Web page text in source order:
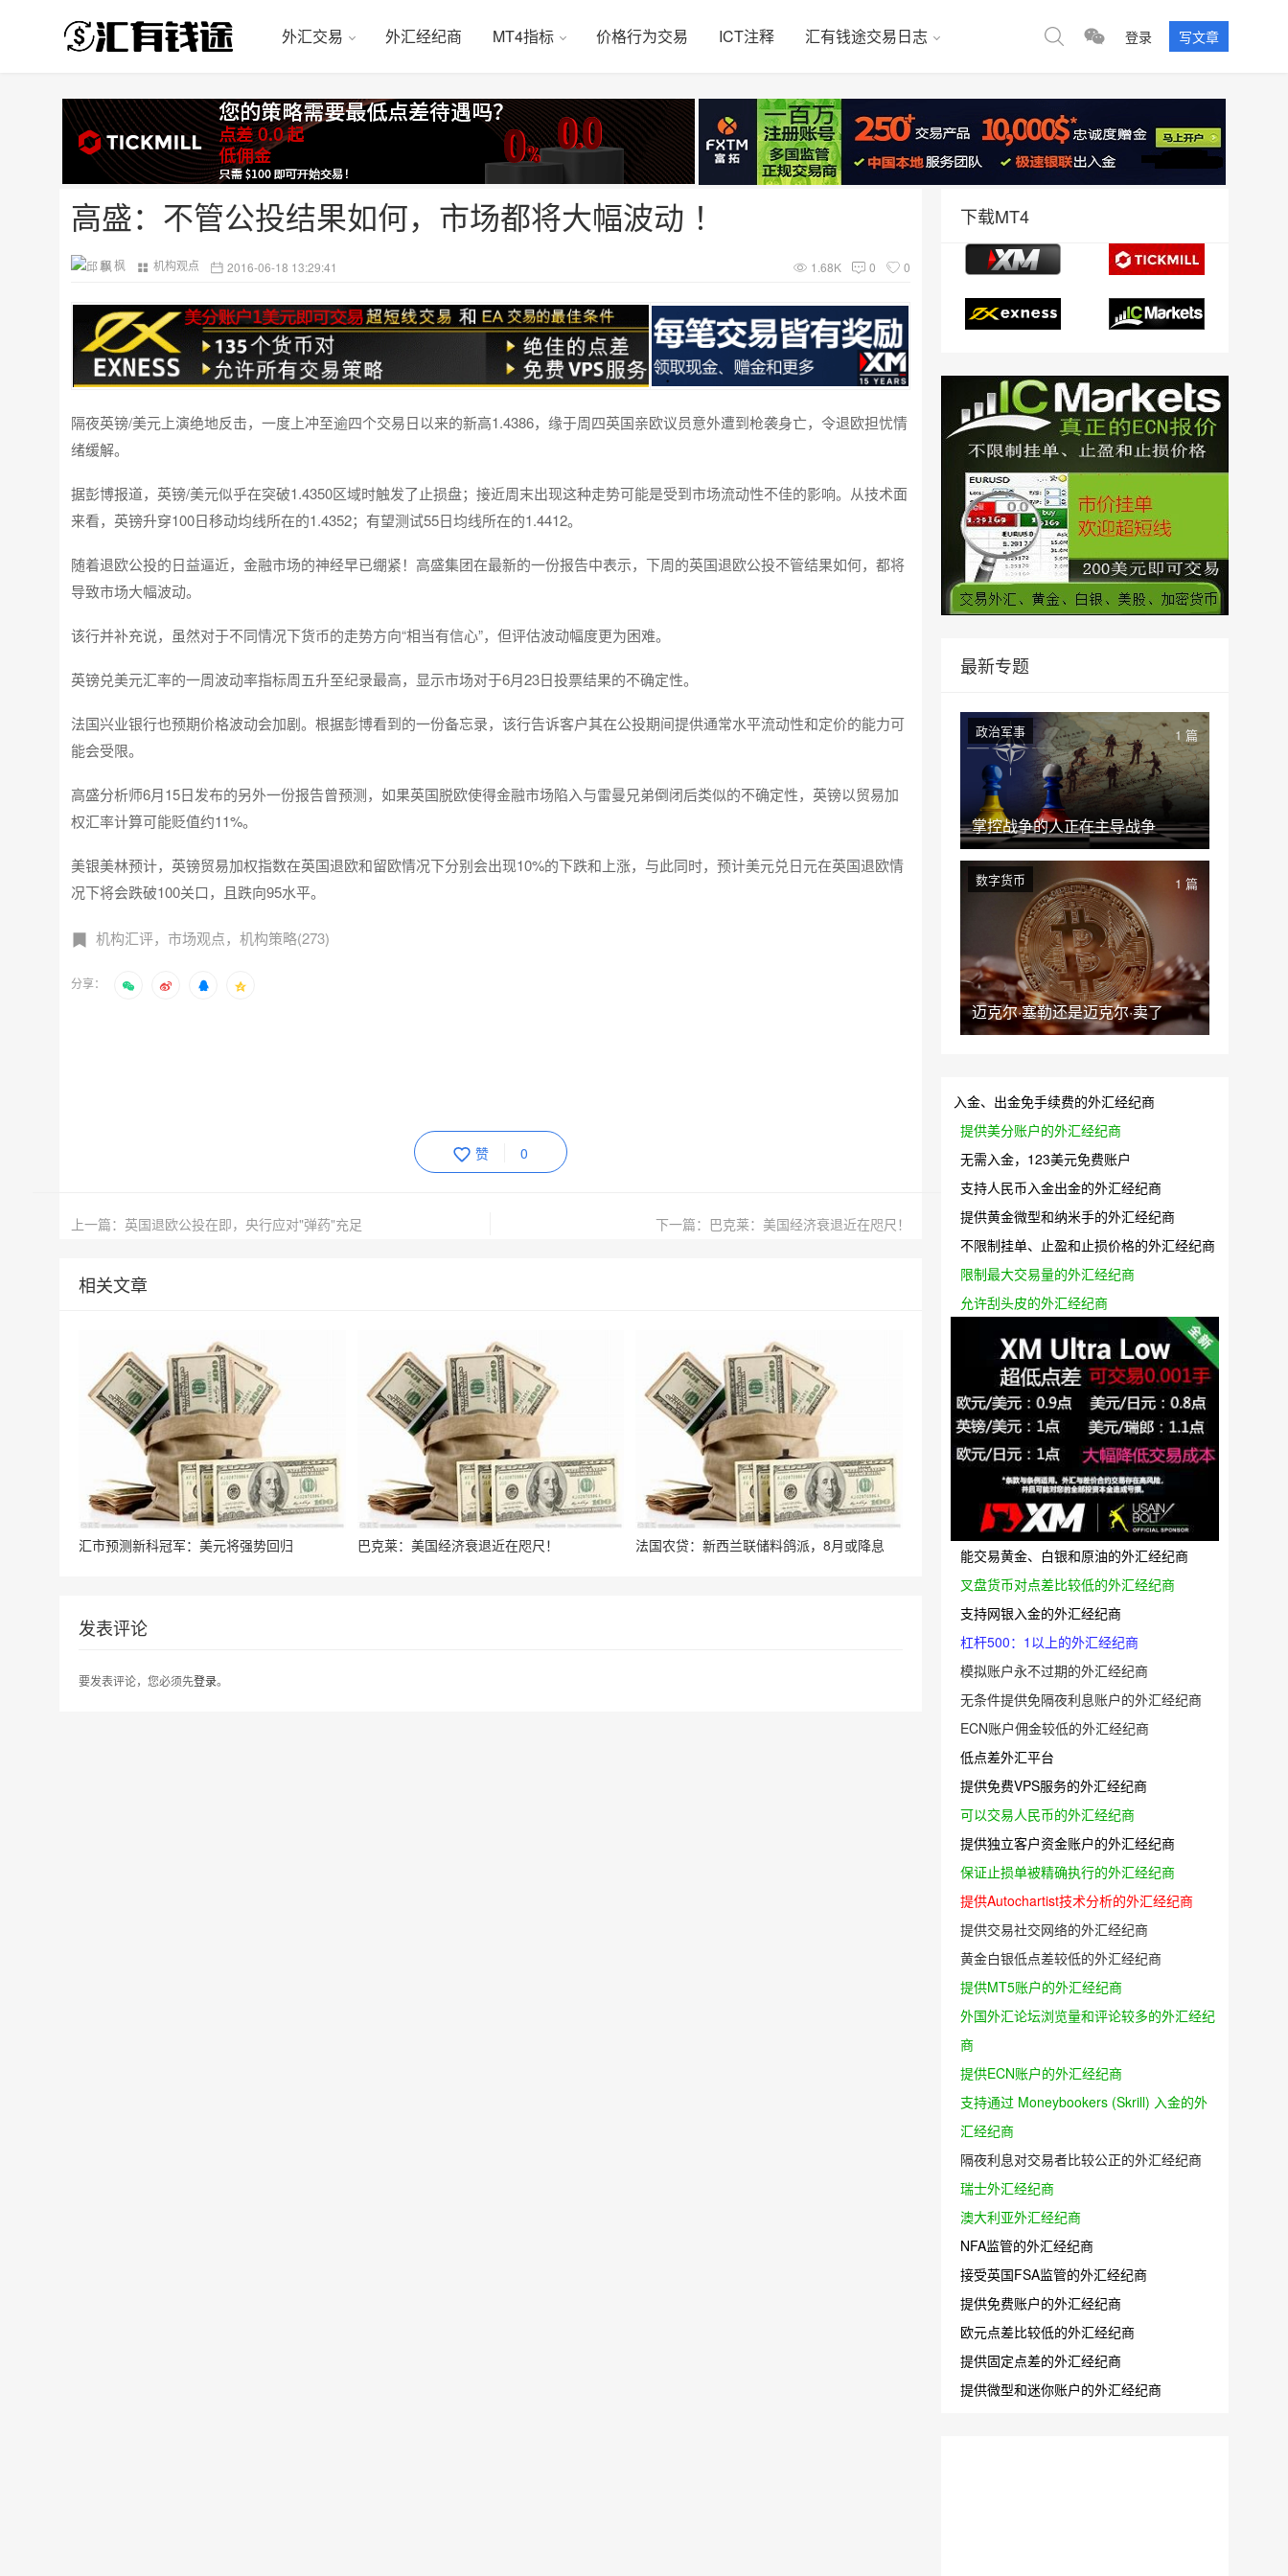
外汇交易 外汇经纪商 MT4指标 价格行为交易 ICT注释 汇有钱途交易日志 登录 写文章
高盛：不管公投结果如何，市场都将大幅波动 ！
邱 枫 机构观点 2016-06-18 13:29:41 1.68K 0 0
隔夜英镑/美元上演绝地反击，一度上冲至逾四个交易日以来的新高1.4386，缘于周四英国亲欧议员意外遭到枪袭身亡，令退欧担忧情
绪缓解。
据彭博报道，英镑/美元似乎在突破1.4350区域时触发了止损盘；接近周末出现这种走势可能是受到市场流动性不佳的影响。从技术面
来看，英镑升穿100日移动均线所在的1.4352；有望测试55日均线所在的1.4412。
随着退欧公投的日益逼近，金融市场的神经早已绷紧！高盛集团在最新的一份报告中表示，下周的英国退欧公投不管结果如何，都将
导致市场大幅波动。
该行并补充说，虽然对于不同情况下货币的走势方向“相当有信心”，但评估波动幅度更为困难。
英镑兑美元汇率的一周波动率指标周五升至纪录最高，显示市场对于6月23日投票结果的不确定性。
法国兴业银行也预期价格波动会加剧。根据彭博看到的一份备忘录，该行告诉客户其在公投期间提供通常水平流动性和定价的能力可
能会受限。
高盛分析师6月15日发布的另外一份报告曾预测，如果英国脱欧使得金融市场陷入与雷曼兄弟倒闭后类似的不确定性，英镑以贸易加
权汇率计算可能贬值约11%。
美银美林预计，英镑贸易加权指数在英国退欧和留欧情况下分别会出现10%的下跌和上涨，与此同时，预计美元兑日元在英国退欧情
况下将会跌破100关口，且跌向95水平。
机构汇评，市场观点，机构策略(273)
分享：
赞 0
上一篇：英国退欧公投在即，央行应对"弹药"充足 下一篇：巴克莱：美国经济衰退近在咫尺！
相关文章
汇市预测新科冠军：美元将强势回归 巴克莱：美国经济衰退近在咫尺！ 法国农贷：新西兰联储料鸽派，8月或降息
发表评论
要发表评论，您必须先登录。
下载MT4
最新专题
掌控战争的人正在主导战争
政治军事 1 篇
迈克尔·塞勒还是迈克尔·卖了
数字货币 1 篇
入金、出金免手续费的外汇经纪商
提供美分账户的外汇经纪商
无需入金，123美元免费账户
支持人民币入金出金的外汇经纪商
提供黄金微型和纳米手的外汇经纪商
不限制挂单、止盈和止损价格的外汇经纪商
限制最大交易量的外汇经纪商
允许刮头皮的外汇经纪商
能交易黄金、白银和原油的外汇经纪商
叉盘货币对点差比较低的外汇经纪商
支持网银入金的外汇经纪商
杠杆500：1以上的外汇经纪商
模拟账户永不过期的外汇经纪商
无条件提供免隔夜利息账户的外汇经纪商
ECN账户佣金较低的外汇经纪商
低点差外汇平台
提供免费VPS服务的外汇经纪商
可以交易人民币的外汇经纪商
提供独立客户资金账户的外汇经纪商
保证止损单被精确执行的外汇经纪商
提供Autochartist技术分析的外汇经纪商
提供交易社交网络的外汇经纪商
黄金白银低点差较低的外汇经纪商
提供MT5账户的外汇经纪商
外国外汇论坛浏览量和评论较多的外汇经纪
商
提供ECN账户的外汇经纪商
支持通过 Moneybookers (Skrill) 入金的外
汇经纪商
隔夜利息对交易者比较公正的外汇经纪商
瑞士外汇经纪商
澳大利亚外汇经纪商
NFA监管的外汇经纪商
接受英国FSA监管的外汇经纪商
提供免费账户的外汇经纪商
欧元点差比较低的外汇经纪商
提供固定点差的外汇经纪商
提供微型和迷你账户的外汇经纪商